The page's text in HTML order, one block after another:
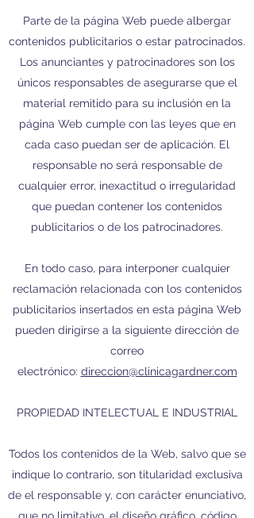
Parte de la página Web puede albergar
contenidos publicitarios o estar patrocinados.
Los anunciantes y patrocinadores son los
únicos responsables de asegurarse que el
material remitido para su inclusión en la
página Web cumple con las leyes que en
cada caso puedan ser de aplicación. El
responsable no será responsable de
cualquier error, inexactitud o irregularidad
que puedan contener los contenidos
publicitarios o de los patrocinadores.
En todo caso, para interponer cualquier
reclamación relacionada con los contenidos
publicitarios insertados en esta página Web
pueden dirigirse a la siguiente dirección de
correo
electrónico: direccion@clinicagardner.com
PROPIEDAD INTELECTUAL E INDUSTRIAL
Todos los contenidos de la Web, salvo que se
indique lo contrario, son titularidad exclusiva
de el responsable y, con carácter enunciativo,